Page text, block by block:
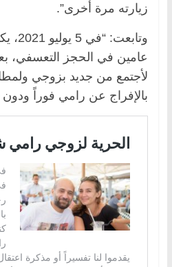
زيارته مرة أخرى”.
عامين في الحجز التعسفي،
لأجتمع من جديد بزوجي
بالإفراج عن رامي فوراً